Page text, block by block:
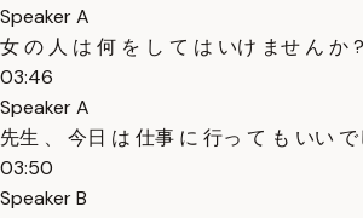
Speaker A
女 の 人 は 何 を し て は いけ ませ ん か ?
03:46
Speaker A
先生 、 今日 は 仕事 に 行っ て も いい
03:50
Speaker B